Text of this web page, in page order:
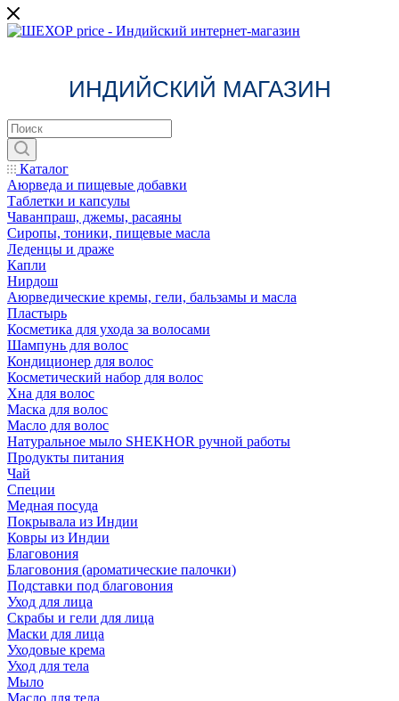
ИНДИЙСКИЙ МАГАЗИН
Каталог
Аюрведа и пищевые добавки
Таблетки и капсулы
Чаванпраш, джемы, расаяны
Сиропы, тоники, пищевые масла
Леденцы и драже
Капли
Нирдош
Аюрведические кремы, гели, бальзамы и масла
Пластырь
Косметика для ухода за волосами
Шампунь для волос
Кондиционер для волос
Косметический набор для волос
Хна для волос
Маска для волос
Масло для волос
Натуральное мыло SHEKHOR ручной работы
Продукты питания
Чай
Специи
Медная посуда
Покрывала из Индии
Ковры из Индии
Благовония
Благовония (ароматические палочки)
Подставки под благовония
Уход для лица
Скрабы и гели для лица
Маски для лица
Уходовые крема
Уход для тела
Мыло
Масло для тела